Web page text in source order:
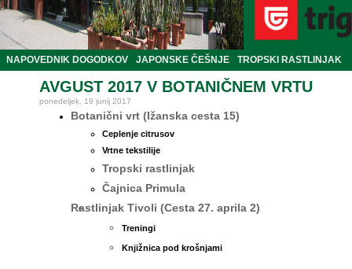
NAPOVEDNIK DOGODKOV JAPONSKE ČEŠNJE TROPSKI RASTLINJAK
AVGUST 2017 V BOTANIČNEM VRTU
ponedeljek, 19 junij 2017
Botanični vrt (Ižanska cesta 15)
Ceplenje citrusov
Vrtne tekstilije
Tropski rastlinjak
Čajnica Primula
Rastlinjak Tivoli (Cesta 27. aprila 2)
Treningi
Knjižnica pod krošnjami